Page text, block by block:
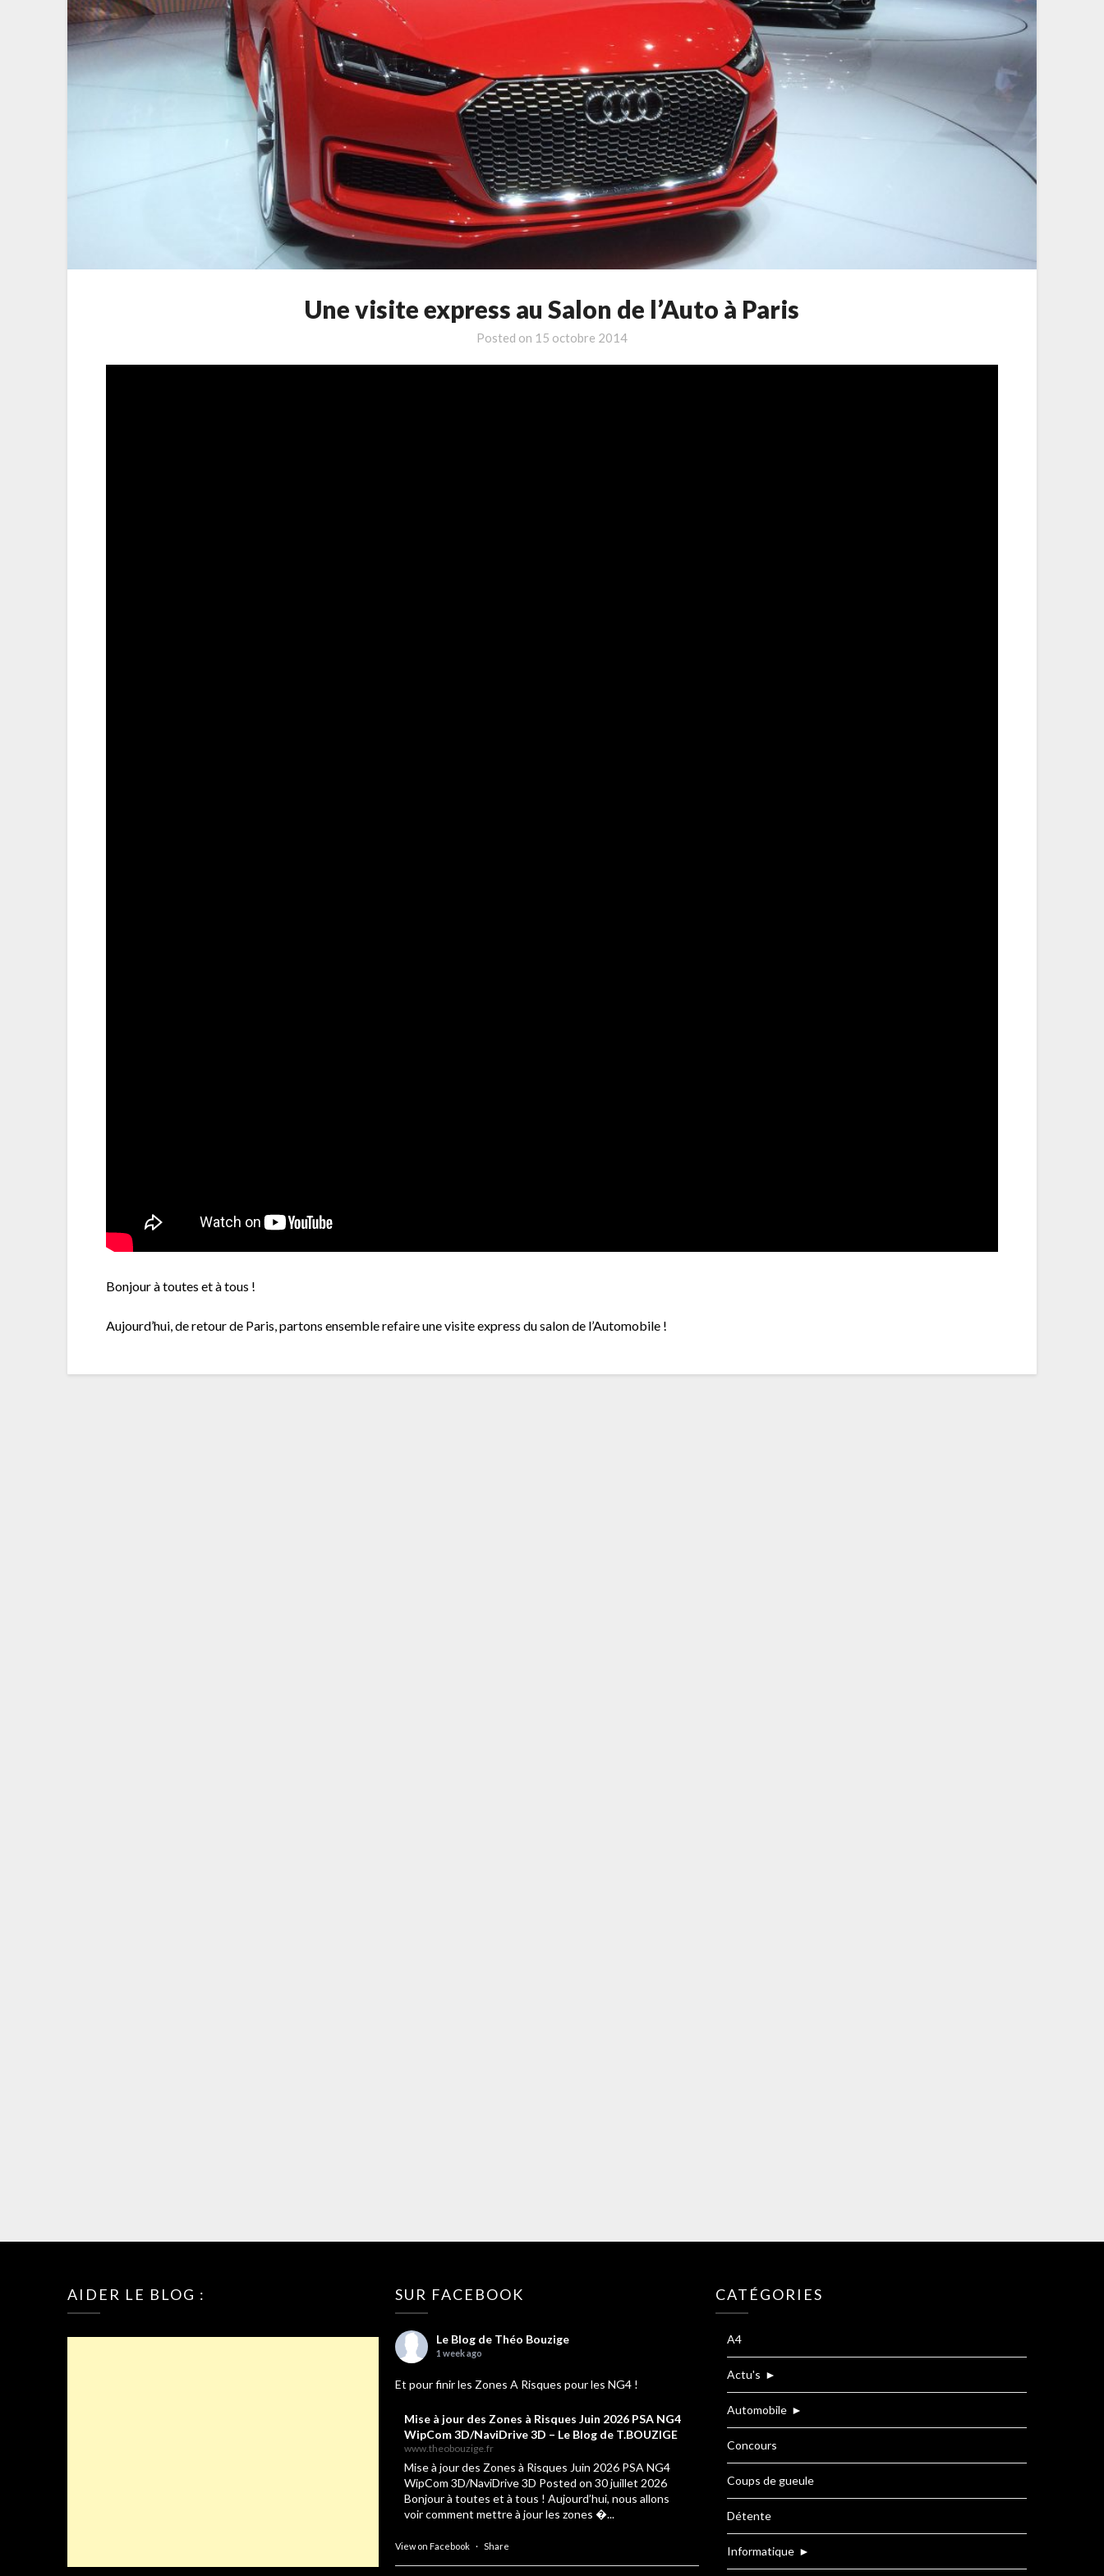
Une visite express au Salon de l’Auto à Paris
Posted on 15 octobre 2014
Bonjour à toutes et à tous !
Aujourd’hui, de retour de Paris, partons ensemble refaire une visite express du salon de l’Automobile !
AIDER LE BLOG : SUR FACEBOOK
Le Blog de Théo Bouzige
1 week ago
Et pour finir les Zones A Risques pour les NG4 !
Mise à jour des Zones à Risques Juin 2026 PSA NG4
WipCom 3D/NaviDrive 3D – Le Blog de T.BOUZIGE
www.theobouzige.fr
Mise à jour des Zones à Risques Juin 2026 PSA NG4
WipCom 3D/NaviDrive 3D Posted on 30 juillet 2026
Bonjour à toutes et à tous ! Aujourd’hui, nous allons
voir comment mettre à jour les zones �...
View on Facebook · Share
CATÉGORIES
A4
Actu's ►
Automobile ►
Concours
Coups de gueule
Détente
Informatique ►